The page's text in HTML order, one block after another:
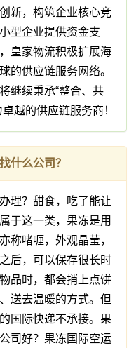
新，构筑企业核心竞
型企业提供资金支
皇家物流积极扩展海
的供应链服务网络。
继续秉承“整合、共
越的供应链服务商！
什么公司？
理？甜食，吃了能让
于这一类，果冻是用
称啫喱，外观晶莹，
后，可以保存很长时
品时，都会捎上点饼
送去温暖的方式。但
国际快递不承接。果
司好？果冻国际空运